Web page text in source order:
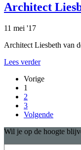
Architect
11 mei '17
Architect Liesbeth van
Lees verder
Vorige
1
2
3
Volgende
Wil je op de hoogte